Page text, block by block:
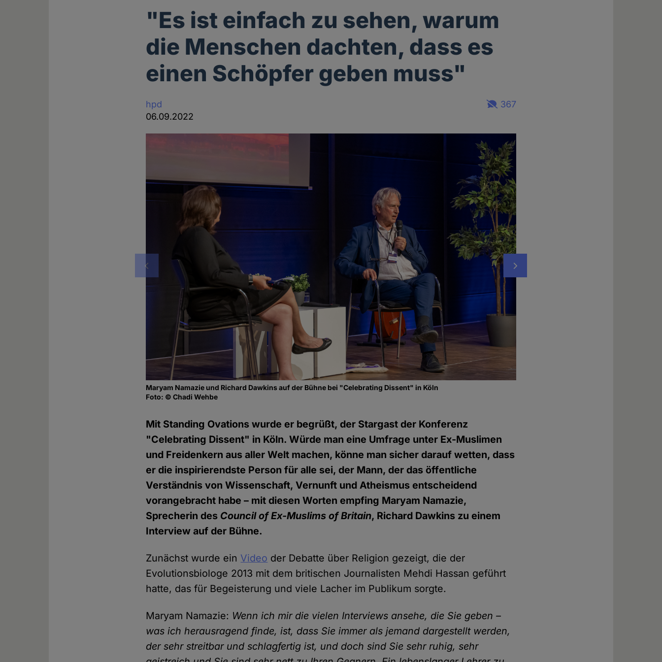
"Es ist einfach zu sehen, warum
die Menschen dachten, dass es
einen Schöpfer geben muss"
hpd
06.09.2022
367
Maryam Namazie und Richard Dawkins auf der Bühne bei "Celebrating Dissent" in Köln
Foto: © Chadi Wehbe
Mit Standing Ovations wurde er begrüßt, der Stargast der Konferenz
"Celebrating Dissent" in Köln. Würde man eine Umfrage unter Ex-Muslimen
und Freidenkern aus aller Welt machen, könne man sicher darauf wetten, dass
er die inspirierendste Person für alle sei, der Mann, der das öffentliche
Verständnis von Wissenschaft, Vernunft und Atheismus entscheidend
vorangebracht habe – mit diesen Worten empfing Maryam Namazie,
Sprecherin des Council of Ex-Muslims of Britain, Richard Dawkins zu einem
Interview auf der Bühne.
Zunächst wurde ein Video der Debatte über Religion gezeigt, die der
Evolutionsbiologe 2013 mit dem britischen Journalisten Mehdi Hassan geführt
hatte, das für Begeisterung und viele Lacher im Publikum sorgte.
Maryam Namazie: Wenn ich mir die vielen Interviews ansehe, die Sie geben –
was ich herausragend finde, ist, dass Sie immer als jemand dargestellt werden,
der sehr streitbar und schlagfertig ist, und doch sind Sie sehr ruhig, sehr